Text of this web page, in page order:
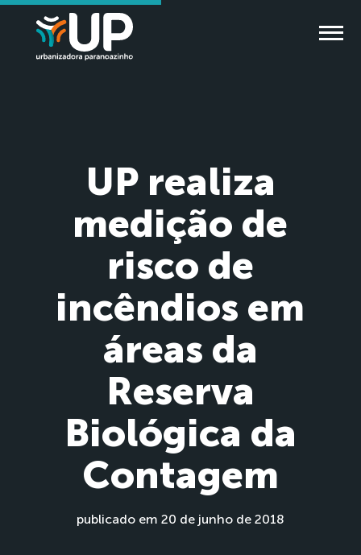
UP realiza
medição de
risco de
incêndios em
áreas da
Reserva
Biológica da
Contagem
publicado em 20 de junho de 2018